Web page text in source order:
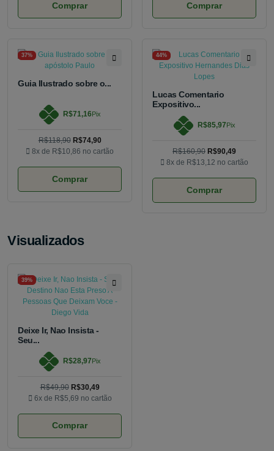
Comprar Comprar
37%
Guia Ilustrado sobre o...
R$71,16Pix
R$118,90 R$74,90
8x de R$10,86 no cartão
Comprar
44%
Lucas Comentario
Expositivo...
R$85,97Pix
R$160,90 R$90,49
8x de R$13,12 no cartão
Comprar
Visualizados
39%
Deixe Ir, Nao Insista -
Seu...
R$28,97Pix
R$49,90 R$30,49
6x de R$5,69 no cartão
Comprar